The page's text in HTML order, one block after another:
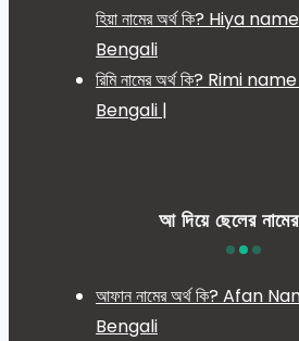
হিয়া নামের অর্থ কি? Hiya
Bengali
রিমি নামের অর্থ কি? Rimi
Bengali |
আ দিয়ে ছেলের
আফান নামের অর্থ কি? Afan
Bengali